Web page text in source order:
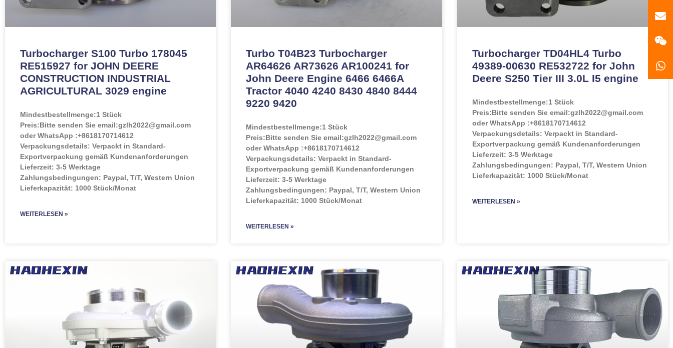
Turbocharger S100 Turbo 178045
RE515927 for JOHN DEERE
CONSTRUCTION INDUSTRIAL
AGRICULTURAL 3029 engine
Mindestbestellmenge:1 Stück
Preis:Bitte senden Sie email:gzlh2022@gmail.com
oder WhatsApp :+8618170714612
Verpackungsdetails: Verpackt in Standard-
Exportverpackung gemäß Kundenanforderungen
Lieferzeit: 3-5 Werktage
Zahlungsbedingungen: Paypal, T/T, Western Union
Lieferkapazität: 1000 Stück/Monat
WEITERLESEN »
Turbo T04B23 Turbocharger
AR64626 AR73626 AR100241 for
John Deere Engine 6466 6466A
Tractor 4040 4240 8430 4840 8444
9220 9420
Mindestbestellmenge:1 Stück
Preis:Bitte senden Sie email:gzlh2022@gmail.com
oder WhatsApp :+8618170714612
Verpackungsdetails: Verpackt in Standard-
Exportverpackung gemäß Kundenanforderungen
Lieferzeit: 3-5 Werktage
Zahlungsbedingungen: Paypal, T/T, Western Union
Lieferkapazität: 1000 Stück/Monat
WEITERLESEN »
Turbocharger TD04HL4 Turbo
49389-00630 RE532722 for John
Deere S250 Tier III 3.0L I5 engine
Mindestbestellmenge:1 Stück
Preis:Bitte senden Sie email:gzlh2022@gmail.com
oder WhatsApp :+8618170714612
Verpackungsdetails: Verpackt in Standard-
Exportverpackung gemäß Kundenanforderungen
Lieferzeit: 3-5 Werktage
Zahlungsbedingungen: Paypal, T/T, Western Union
Lieferkapazität: 1000 Stück/Monat
WEITERLESEN »